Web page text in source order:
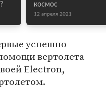
космос
12 апреля 2021
успешно
вертолета
Electron,